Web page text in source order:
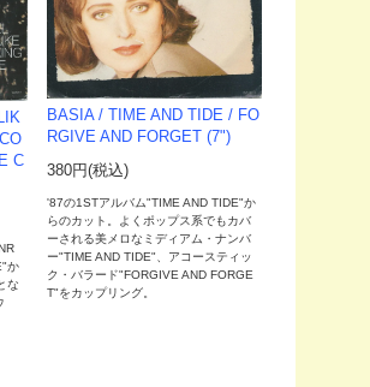
C
か
な
BASIA / TIME AND TIDE / FO
RGIVE AND FORGET (7")
380円(税込)
'87の1STアルバム"TIME AND TIDE"か
らのカット。よくポップス系でもカバ
ーされる美メロなミディアム・ナンバ
ー"TIME AND TIDE"、アコースティッ
ク・バラード"FORGIVE AND FORGE
T"をカップリング。